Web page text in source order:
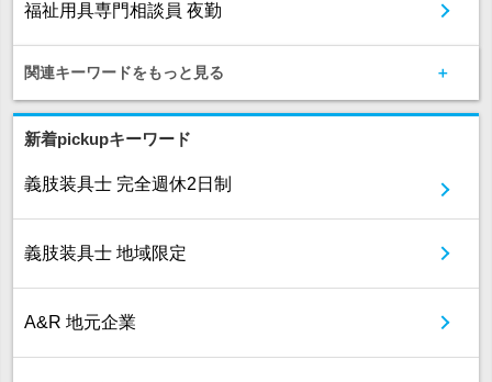
福祉用具専門相談員 夜勤
関連キーワードをもっと見る
新着pickupキーワード
義肢装具士 完全週休2日制
義肢装具士 地域限定
A&R 地元企業